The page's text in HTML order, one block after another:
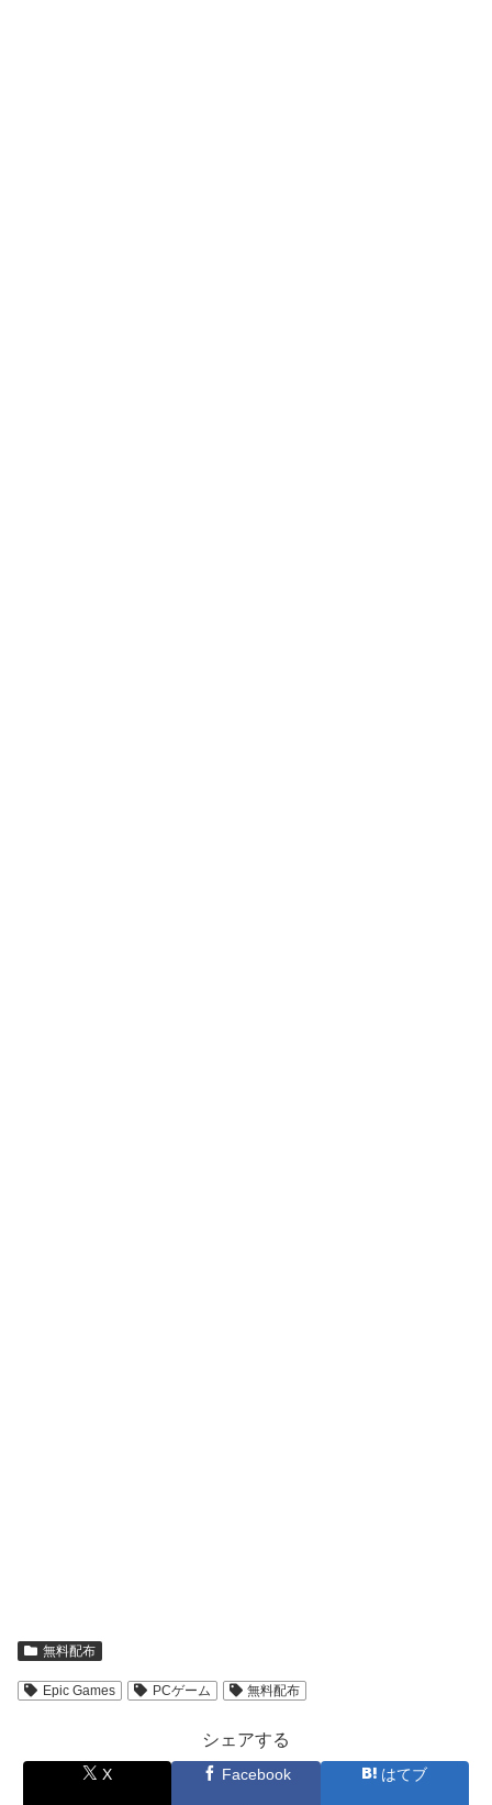
無料配布
Epic Games PCゲーム 無料配布
シェアする
X Facebook はてブ